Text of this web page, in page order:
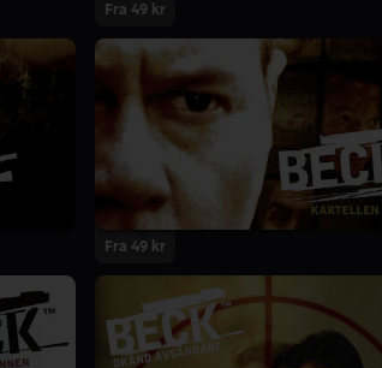
Fra 49 kr
Fra 49 kr